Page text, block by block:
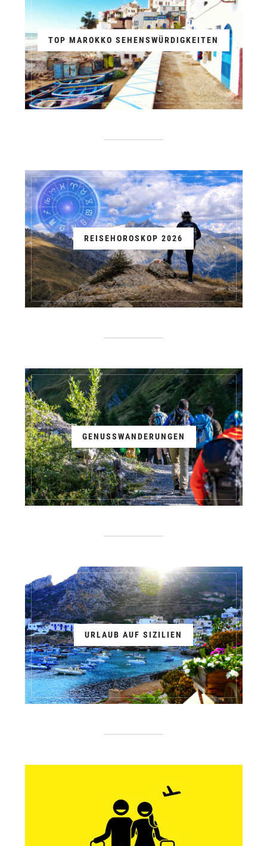
TOP MAROKKO SEHENSWÜRDIGKEITEN
REISEHOROSKOP 2026
GENUSSWANDERUNGEN
URLAUB AUF SIZILIEN